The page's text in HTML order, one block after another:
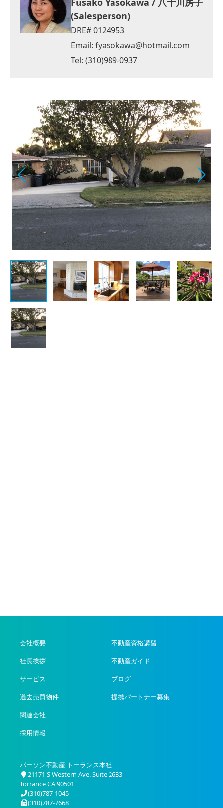
Fusako Yasokawa / 八十川房子
(Salesperson)
DRE# 0124953
Email:fyasokawa@hotmail.com
Tel: (310)989-0937
会社概要
社長挨拶
サービス
過去売買物件
関連会社
採用情報
不動産資格講習
不動産ガイド
ブログ
提携パートナー募集
パーソン不動産 トーランス本社
21171 S Western Ave. Suite 2633
Torrance CA 90501
(310)787-1045
(310)787-7668